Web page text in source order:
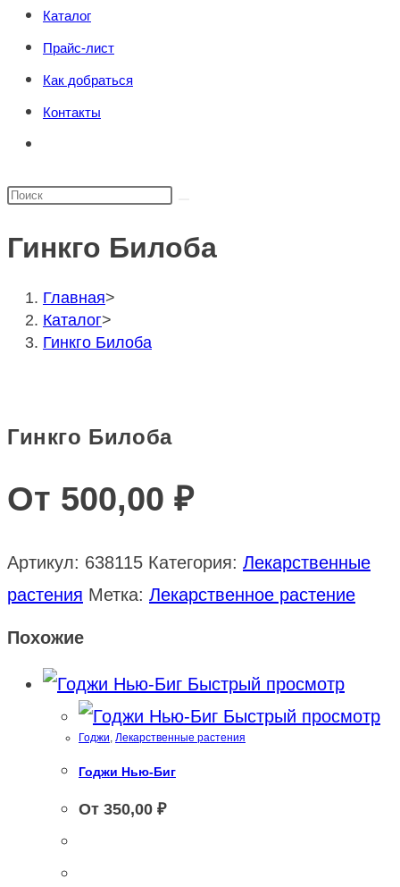
сайту
Каталог
Прайс-лист
Как добраться
Контакты
по
Поиск
сайте
Гинкго Билоба
Главная>
Каталог>
Гинкго Билоба
Гинкго Билоба
От 500,00 ₽
Артикул: 638115 Категория: Лекарственные
растения Метка: Лекарственное растение
Похожие
Быстрый просмотр
Быстрый просмотр
Годжи, Лекарственные растения
Годжи Нью-Биг
От 350,00 ₽